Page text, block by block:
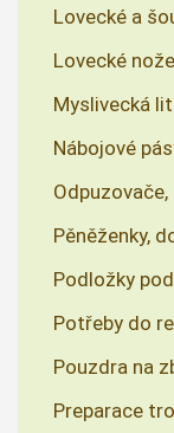
Lovecké a
Lovecké
Myslivecká
Nábojové
Pěněženky,
Podložky
Potřeby do
Pouzdra na
Preparace